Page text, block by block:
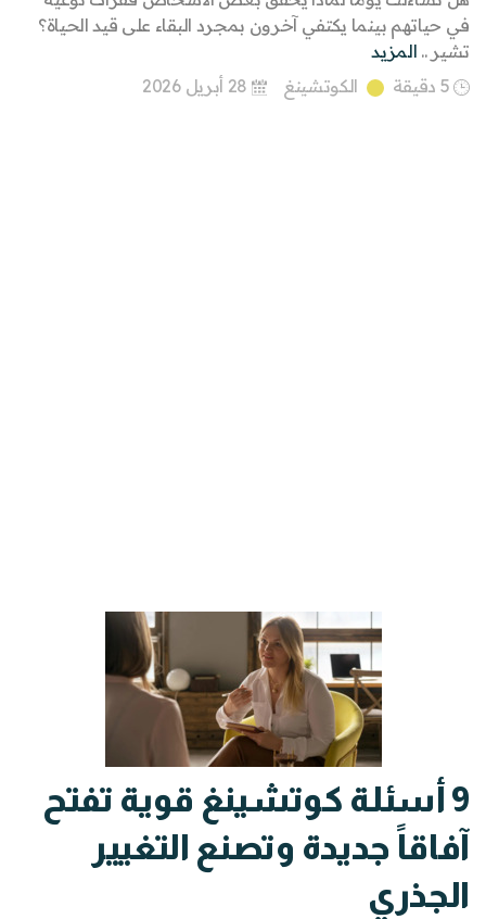
في حياتهم بينما يكتفي آخرون بمجرد البقاء على قيد الحياة؟
تشير .. المزيد
5 دقيقة
الكوتشينغ
9 أسئلة كوتشينغ قوية تفتح
آفاقاً جديدة وتصنع التغيير
الجذري